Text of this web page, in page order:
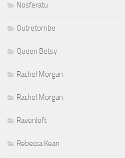
Nosferatu
Outretombe
Queen Betsy
Rachel Morgan
Rachel Morgan
Ravenloft
Rebecca Kean